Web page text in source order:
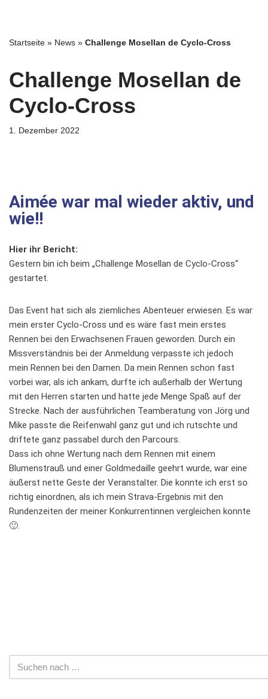
Inhalt
Startseite » News » Challenge Mosellan de Cyclo-Cross
Challenge Mosellan de
Cyclo-Cross
1. Dezember 2022
Aimée war mal wieder aktiv, und
wie!!
Hier ihr Bericht:
Gestern bin ich beim „Challenge Mosellan de Cyclo-Cross“
gestartet.
Das Event hat sich als ziemliches Abenteuer erwiesen. Es war
mein erster Cyclo-Cross und es wäre fast mein erstes
Rennen bei den Erwachsenen Frauen geworden. Durch ein
Missverständnis bei der Anmeldung verpasste ich jedoch
mein Rennen bei den Damen. Da mein Rennen schon fast
vorbei war, als ich ankam, durfte ich außerhalb der Wertung
mit den Herren starten und hatte jede Menge Spaß auf der
Strecke. Nach der ausführlichen Teamberatung von Jörg und
Mike passte die Reifenwahl ganz gut und ich rutschte und
driftete ganz passabel durch den Parcours.
Dass ich ohne Wertung nach dem Rennen mit einem
Blumenstrauß und einer Goldmedaille geehrt wurde, war eine
äußerst nette Geste der Veranstalter. Die konnte ich erst so
richtig einordnen, als ich mein Strava-Ergebnis mit den
Rundenzeiten der meiner Konkurrentinnen vergleichen konnte
🙂.